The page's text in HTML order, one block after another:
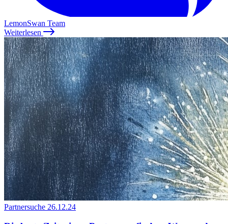
LemonSwan Team
Weiterlesen
Partnersuche 26.12.24